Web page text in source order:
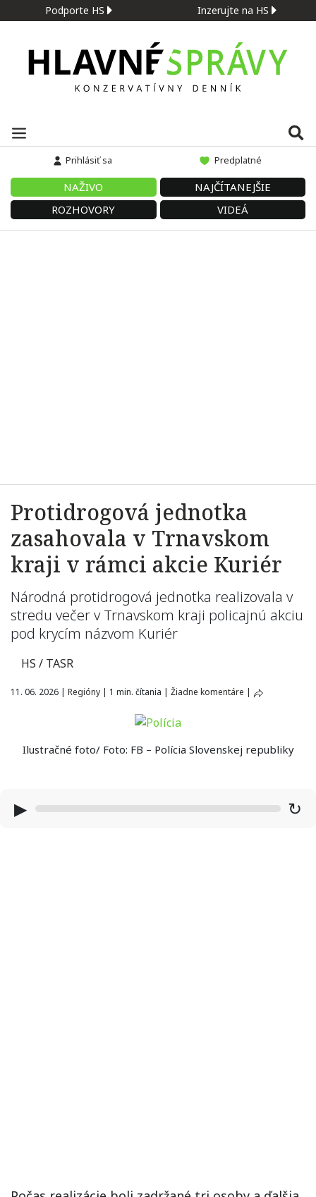
Podporte HS Inzerujte na HS
Prihlásiť sa Predplatné
NAŽIVO
NAJČÍTANEJŠIE
ROZHOVORY
VIDEÁ
Protidrogová jednotka
zasahovala v Trnavskom
kraji v rámci akcie Kuriér
Národná protidrogová jednotka realizovala v
stredu večer v Trnavskom kraji policajnú akciu
pod krycím názvom Kuriér
HS / TASR
11. 06. 2026 | Regióny | 1 min. čítania | Žiadne komentáre |
Ilustračné foto/ Foto: FB – Polícia Slovenskej republiky
▶ ↻